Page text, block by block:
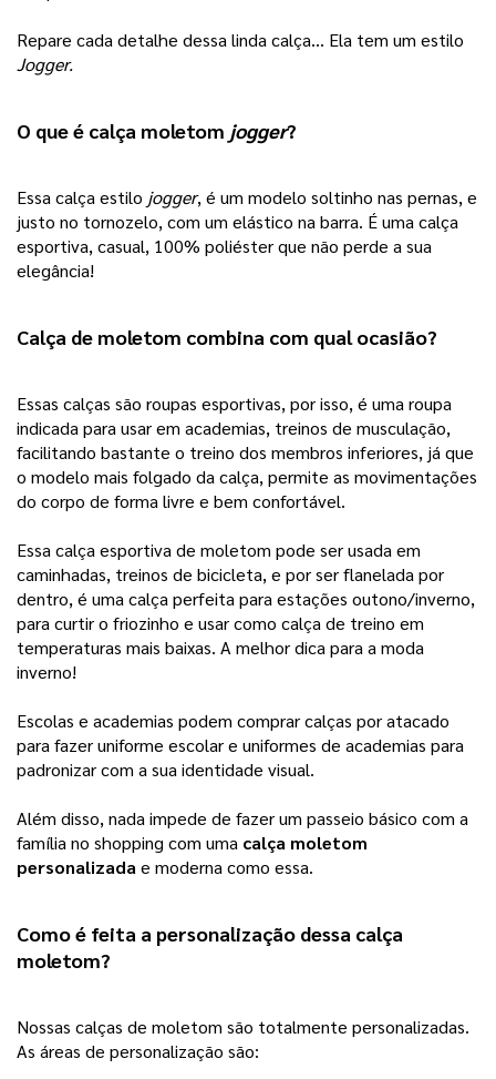
Repare cada detalhe dessa linda calça… Ela tem um estilo
Jogger.
O que é calça moletom jogger?
Essa calça estilo jogger, é um modelo soltinho nas pernas, e
justo no tornozelo, com um elástico na barra. É uma calça
esportiva, casual, 100% poliéster que não perde a sua
elegância!
Calça de moletom combina com qual ocasião?
Essas calças são roupas esportivas, por isso, é uma roupa
indicada para usar em academias, treinos de musculação,
facilitando bastante o treino dos membros inferiores, já que
o modelo mais folgado da calça, permite as movimentações
do corpo de forma livre e bem confortável.
Essa calça esportiva de moletom pode ser usada em
caminhadas, treinos de bicicleta, e por ser flanelada por
dentro, é uma calça perfeita para estações outono/inverno,
para curtir o friozinho e usar como calça de treino em
temperaturas mais baixas. A melhor dica para a moda
inverno!
Escolas e academias podem comprar calças por atacado
para fazer uniforme escolar e uniformes de academias para
padronizar com a sua identidade visual.
Além disso, nada impede de fazer um passeio básico com a
família no shopping com uma calça moletom
personalizadae moderna como essa.
Como é feita a personalização dessa calça
moletom?
Nossas calças de moletom são totalmente personalizadas.
As áreas de personalização são: